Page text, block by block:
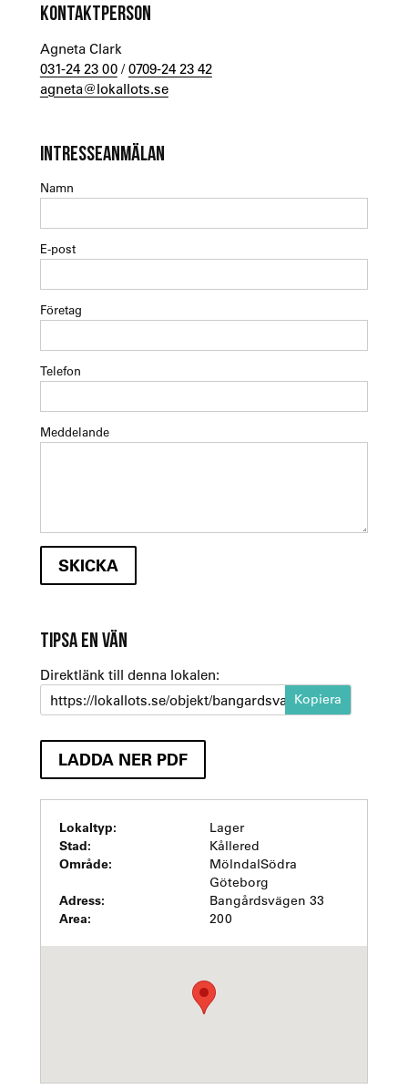
KONTAKTPERSON
Agneta Clark
031-24 23 00/0709-24 23 42
agneta@lokallots.se
INTRESSEANMÄLAN
Namn
E-post
Företag
Telefon
Meddelande
TIPSA EN VÄN
Direktlänk till denna lokalen:
https://lokallots.se/objekt/bangardsvagen-33-3
LADDA NER PDF
Lokaltyp: Lager
Stad: Kållered
Område:
MölndalSödra
Göteborg
Adress: Bangårdsvägen 33
Area: 200